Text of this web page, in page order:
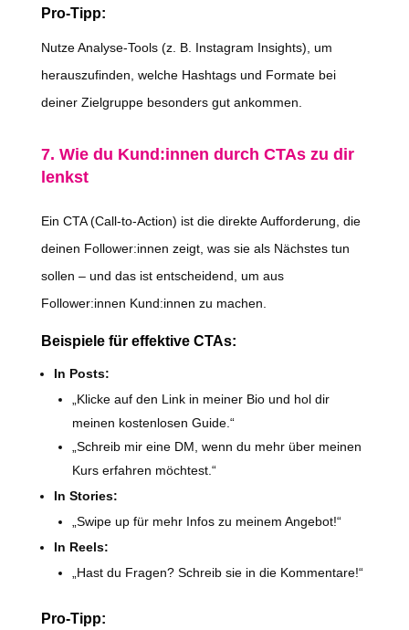
Pro-Tipp:
Nutze Analyse-Tools (z. B. Instagram Insights), um
herauszufinden, welche Hashtags und Formate bei
deiner Zielgruppe besonders gut ankommen.
7. Wie du Kund:innen durch CTAs zu dir
lenkst
Ein CTA (Call-to-Action) ist die direkte Aufforderung, die
deinen Follower:innen zeigt, was sie als Nächstes tun
sollen – und das ist entscheidend, um aus
Follower:innen Kund:innen zu machen.
Beispiele für effektive CTAs:
In Posts:
„Klicke auf den Link in meiner Bio und hol dir
meinen kostenlosen Guide.“
„Schreib mir eine DM, wenn du mehr über meinen
Kurs erfahren möchtest.“
In Stories:
„Swipe up für mehr Infos zu meinem Angebot!“
In Reels:
„Hast du Fragen? Schreib sie in die Kommentare!“
Pro-Tipp: